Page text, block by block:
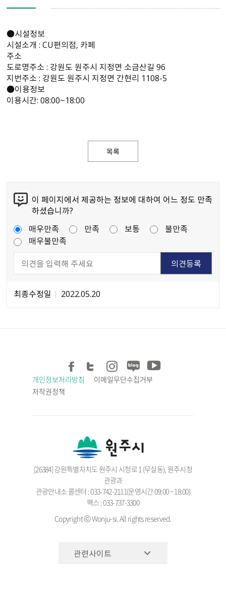
●시설정보
시설소개 : CU편의점, 카페
주소
도로명주소 : 강원도 원주시 지정면 소금산길 96
지번주소 : 강원도 원주시 지정면 간현리 1108-5
●이용정보
이용시간: 08:00~18:00
목록
이 페이지에서 제공하는 정보에 대하여 어느 정도 만족
하셨습니까?
매우만족
만족 보통
불만족
매우불만족
최종수정일 2022.05.20
개인정보처리방침
이메일무단수집거부
저작권정책
[26384] 강원특별자치도 원주시 시청로 1 (무실동), 원주시청
관광과
관광안내소 콜센터 : 033-742-2111(운영시간 09:00 ~ 18:00)
팩스 : 033-737-3300
Copyright ⓒ Wonju-si. All rights reserved.
관련사이트